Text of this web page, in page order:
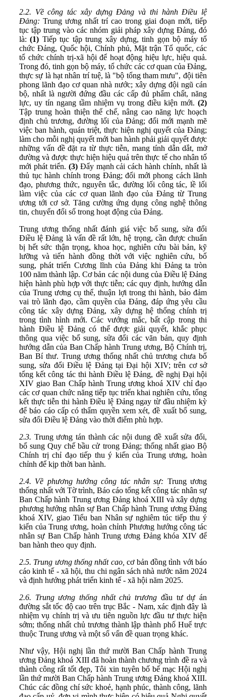
2.2. Về công tác xây dựng Đảng và thi hành Điều lệ
Đảng: Trung ương nhất trí cao trong giai đoạn mới, tiếp
tục tập trung vào các nhóm giải pháp xây dựng Đảng, đó
là:(1) Tiếp tục tập trung xây dựng, tinh gọn bộ máy tổ
chức Đảng, Quốc hội, Chính phủ, Mặt trận Tổ quốc, các
tổ chức chính trị-xã hội để hoạt động hiệu lực, hiệu quả.
Trong đó, tinh gọn bộ máy, tổ chức các cơ quan của Đảng,
thực sự là hạt nhân trí tuệ, là "bộ tổng tham mưu", đội tiên
phong lãnh đạo cơ quan nhà nước; xây dựng đội ngũ cán
bộ, nhất là người đứng đầu các cấp đủ phẩm chất, năng
lực, uy tín ngang tầm nhiệm vụ trong điều kiện mới. (2)
Tập trung hoàn thiện thể chế, nâng cao năng lực hoạch
định chủ trương, đường lối của Đảng; đổi mới mạnh mẽ
việc ban hành, quán triệt, thực hiện nghị quyết của Đảng;
làm cho mỗi nghị quyết mới ban hành phải giải quyết được
những vấn đề đặt ra từ thực tiễn, mang tính dẫn dắt, mở
đường và được thực hiện hiệu quả trên thực tế cho nhân tố
mới phát triển. (3)Đẩy mạnh cải cách hành chính, nhất là
thủ tục hành chính trong Đảng; đổi mới phong cách lãnh
đạo, phương thức, nguyên tắc, đường lối công tác, lề lối
làm việc của các cơ quan lãnh đạo của Đảng từ Trung
ương tới cơ sở. Tăng cường ứng dụng công nghệ thông
tin, chuyển đổi số trong hoạt động của Đảng.
Trung ương thống nhất đánh giá việc bổ sung, sửa đổi
Điều lệ Đảng là vấn đề rất lớn, hệ trọng, cần được chuẩn
bị hết sức thận trọng, khoa học, nghiên cứu bài bản, kỹ
lưỡng và tiến hành đồng thời với việc nghiên cứu, bổ
sung, phát triển Cương lĩnh của Đảng khi Đảng ta tròn
100 năm thành lập. Cơ bản các nội dung của Điều lệ Đảng
hiện hành phù hợp với thực tiễn; các quy định, hướng dẫn
của Trung ương cụ thể, thuận lợi trong thi hành, bảo đảm
vai trò lãnh đạo, cầm quyền của Đảng, đáp ứng yêu cầu
công tác xây dựng Đảng, xây dựng hệ thống chính trị
trong tình hình mới. Các vướng mắc, bất cập trong thi
hành Điều lệ Đảng có thể được giải quyết, khắc phục
thông qua việc bổ sung, sửa đổi các văn bản, quy định
hướng dẫn của Ban Chấp hành Trung ương, Bộ Chính trị,
Ban Bí thư. Trung ương thống nhất chủ trương chưa bổ
sung, sửa đổi Điều lệ Đảng tại Đại hội XIV; trên cơ sở
tổng kết công tác thi hành Điều lệ Đảng, đề nghị Đại hội
XIV giao Ban Chấp hành Trung ương khoá XIV chỉ đạo
các cơ quan chức năng tiếp tục triển khai nghiên cứu, tổng
kết thực tiễn thi hành Điều lệ Đảng ngay từ đầu nhiệm kỳ
để báo cáo cấp có thẩm quyền xem xét, đề xuất bổ sung,
sửa đổi Điều lệ Đảng vào thời điểm phù hợp.
2.3. Trung ương tán thành các nội dung đề xuất sửa đổi,
bổ sung Quy chế bầu cử trong Đảng; thống nhất giao Bộ
Chính trị chỉ đạo tiếp thu ý kiến của Trung ương, hoàn
chỉnh để kịp thời ban hành.
2.4. Về phương hướng công tác nhân sự: Trung ương
thống nhất với Tờ trình, Báo cáo tổng kết công tác nhân sự
Ban Chấp hành Trung ương Đảng khoá XIII và xây dựng
phương hướng nhân sự Ban Chấp hành Trung ương Đảng
khoá XIV, giao Tiểu ban Nhân sự nghiêm túc tiếp thu ý
kiến của Trung ương, hoàn chỉnh Phương hướng công tác
nhân sự Ban Chấp hành Trung ương Đảng khóa XIV để
ban hành theo quy định.
2.5. Trung ương thống nhất cao,cơ bản đồng tình với báo
cáo kinh tế - xã hội, thu chi ngân sách nhà nước năm 2024
và định hướng phát triển kinh tế - xã hội năm 2025.
2.6. Trung ương thống nhất chủ trương đầu tư dự án
đường sắt tốc độ cao trên trục Bắc - Nam, xác định đây là
nhiệm vụ chính trị và ưu tiên nguồn lực đầu tư thực hiện
sớm; thống nhất chủ trương thành lập thành phố Huế trực
thuộc Trung ương và một số vấn đề quan trọng khác.
Như vậy, Hội nghị lần thứ mười Ban Chấp hành Trung
ương Đảng khoá XIII đã hoàn thành chương trình đề ra và
thành công rất tốt đẹp, Tôi xin tuyên bố bế mạc Hội nghị
lần thứ mười Ban Chấp hành Trung ương Đảng khoá XIII.
Chúc các đồng chí sức khoẻ, hạnh phúc, thành công, lãnh